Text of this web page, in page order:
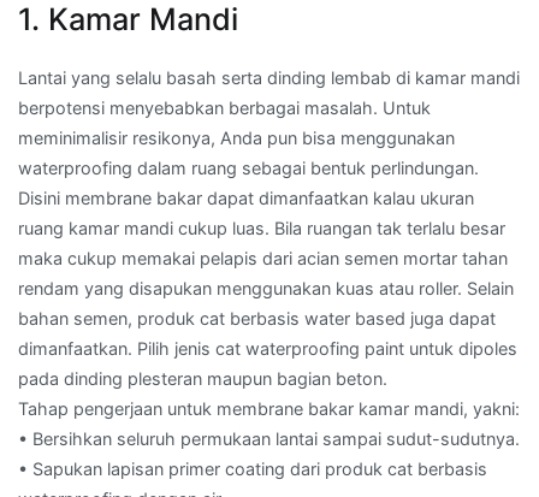
1. Kamar Mandi
Lantai yang selalu basah serta dinding lembab di kamar mandi
berpotensi menyebabkan berbagai masalah. Untuk
meminimalisir resikonya, Anda pun bisa menggunakan
waterproofing dalam ruang sebagai bentuk perlindungan.
Disini membrane bakar dapat dimanfaatkan kalau ukuran
ruang kamar mandi cukup luas. Bila ruangan tak terlalu besar
maka cukup memakai pelapis dari acian semen mortar tahan
rendam yang disapukan menggunakan kuas atau roller. Selain
bahan semen, produk cat berbasis water based juga dapat
dimanfaatkan. Pilih jenis cat waterproofing paint untuk dipoles
pada dinding plesteran maupun bagian beton.
Tahap pengerjaan untuk membrane bakar kamar mandi, yakni:
• Bersihkan seluruh permukaan lantai sampai sudut-sudutnya.
• Sapukan lapisan primer coating dari produk cat berbasis